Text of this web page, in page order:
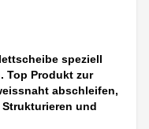
speziell
Top Produkt zur
abschleifen,
und